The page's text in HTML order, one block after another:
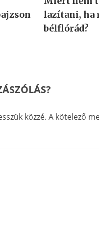
lazítani, ha
bélflórád?
közzé. A kötelező